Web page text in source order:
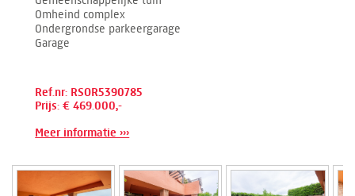
Omheind complex
Ondergrondse parkeergarage
Garage
Ref.nr: RSOR5390785
Prijs: € 469.000,-
Meer informatie ›››